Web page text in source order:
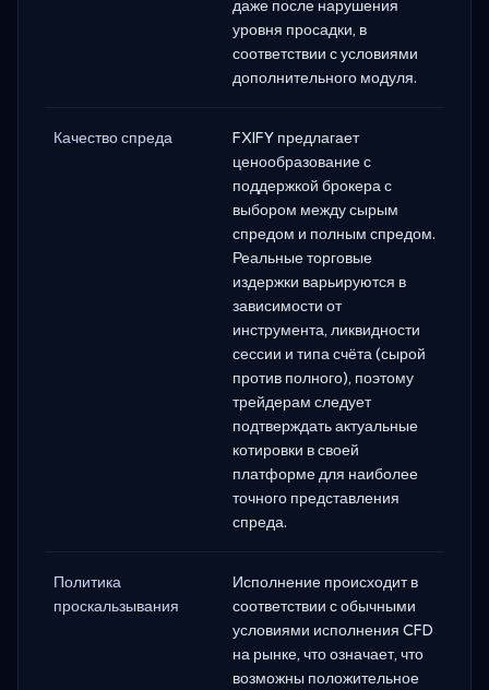
даже после нарушения
уровня просадки, в
соответствии с условиями
дополнительного модуля.
Качество спреда
FXIFY предлагает
ценообразование с
поддержкой брокера с
выбором между сырым
спредом и полным спредом.
Реальные торговые
издержки варьируются в
зависимости от
инструмента, ликвидности
сессии и типа счёта (сырой
против полного), поэтому
трейдерам следует
подтверждать актуальные
котировки в своей
платформе для наиболее
точного представления
спреда.
Политика
проскальзывания
Исполнение происходит в
соответствии с обычными
условиями исполнения CFD
на рынке, что означает, что
возможны положительное